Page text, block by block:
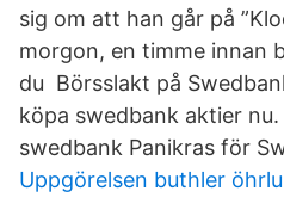
sig om att han går på
morgon, en timme innan
du Börsslakt på
köpa swedbank aktier
swedbank Panikras för
Uppgörelsen buthler